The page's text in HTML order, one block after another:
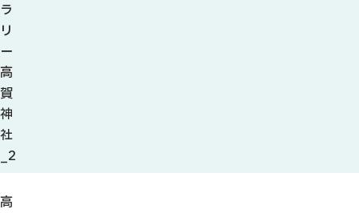
ラ
リ
ー
高
賀
神
社
_2
高